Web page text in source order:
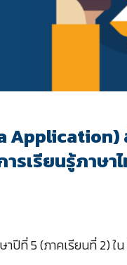
Application)
รเรียนรู้ภาษา
5 (ภาคเรียนที่ 2) ใน